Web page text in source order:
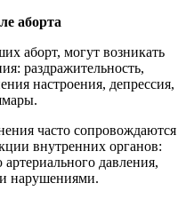
aбopта
aбopт, могут возникать
раздражительность,
настроения, депрессия,
часто сопровождаются
внутренних органов:
давления,
нарушениями.